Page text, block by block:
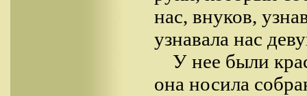
нас, внуков,
узнавала нас
У нее были
она носила